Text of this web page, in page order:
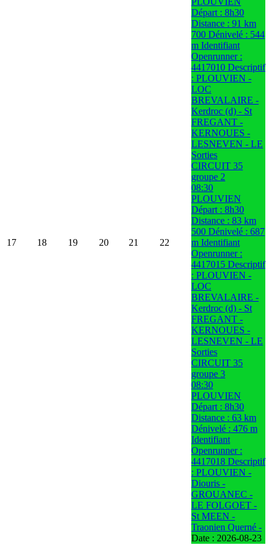
17 18 19 20 21 22
Départ : 8h30
Distance : 91 km
700 Dénivelé : 544
m Identifiant
Openrunner :
4417010 Descriptif
: PLOUVIEN -
LOC
BREVALAIRE -
Kerdroc (d) - St
FREGANT -
KERNOUES -
LESNEVEN - LE
Sorties
CIRCUIT 35
groupe 2
08:30
PLOUVIEN
Départ : 8h30
Distance : 83 km
500 Dénivelé : 687
m Identifiant
Openrunner :
4417015 Descriptif
: PLOUVIEN -
LOC
BREVALAIRE -
Kerdroc (d) - St
FREGANT -
KERNOUES -
LESNEVEN - LE
Sorties
CIRCUIT 35
groupe 3
08:30
PLOUVIEN
Départ : 8h30
Distance : 63 km
Dénivelé : 476 m
Identifiant
Openrunner :
4417018 Descriptif
: PLOUVIEN -
Diouris -
GROUANEC -
LE FOLGOET -
St MEEN -
Traonien Querné -
Date : 2026-08-23